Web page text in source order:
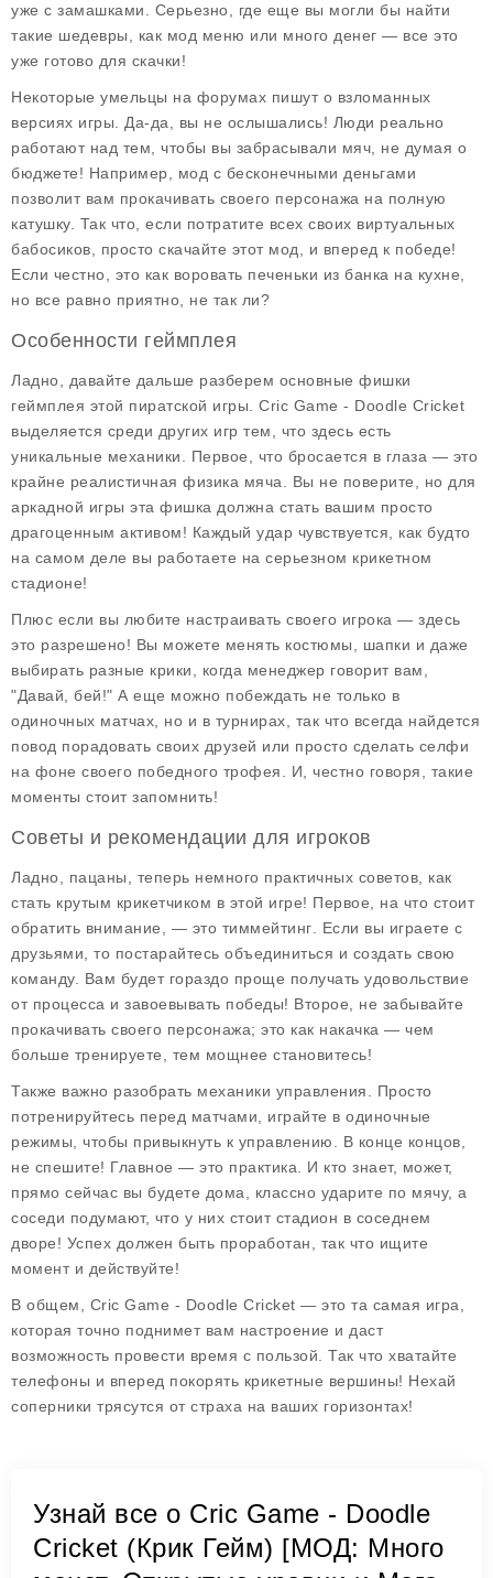
уже с замашками. Серьезно, где еще вы могли бы найти
такие шедевры, как мод меню или много денег — все это
уже готово для скачки!
Некоторые умельцы на форумах пишут о взломанных
версиях игры. Да-да, вы не ослышались! Люди реально
работают над тем, чтобы вы забрасывали мяч, не думая о
бюджете! Например, мод с бесконечными деньгами
позволит вам прокачивать своего персонажа на полную
катушку. Так что, если потратите всех своих виртуальных
бабосиков, просто скачайте этот мод, и вперед к победе!
Если честно, это как воровать печеньки из банка на кухне,
но все равно приятно, не так ли?
Особенности геймплея
Ладно, давайте дальше разберем основные фишки
геймплея этой пиратской игры. Cric Game - Doodle Cricket
выделяется среди других игр тем, что здесь есть
уникальные механики. Первое, что бросается в глаза — это
крайне реалистичная физика мяча. Вы не поверите, но для
аркадной игры эта фишка должна стать вашим просто
драгоценным активом! Каждый удар чувствуется, как будто
на самом деле вы работаете на серьезном крикетном
стадионе!
Плюс если вы любите настраивать своего игрока — здесь
это разрешено! Вы можете менять костюмы, шапки и даже
выбирать разные крики, когда менеджер говорит вам,
"Давай, бей!" А еще можно побеждать не только в
одиночных матчах, но и в турнирах, так что всегда найдется
повод порадовать своих друзей или просто сделать селфи
на фоне своего победного трофея. И, честно говоря, такие
моменты стоит запомнить!
Советы и рекомендации для игроков
Ладно, пацаны, теперь немного практичных советов, как
стать крутым крикетчиком в этой игре! Первое, на что стоит
обратить внимание, — это тиммейтинг . Если вы играете с
друзьями, то постарайтесь объединиться и создать свою
команду. Вам будет гораздо проще получать удовольствие
от процесса и завоевывать победы! Второе, не забывайте
прокачивать своего персонажа; это как накачка — чем
больше тренируете, тем мощнее становитесь!
Также важно разобрать механики управления. Просто
потренируйтесь перед матчами, играйте в одиночные
режимы, чтобы привыкнуть к управлению. В конце концов,
не спешите! Главное — это практика. И кто знает, может,
прямо сейчас вы будете дома, классно ударите по мячу, а
соседи подумают, что у них стоит стадион в соседнем
дворе! Успех должен быть проработан, так что ищите
момент и действуйте!
В общем, Cric Game - Doodle Cricket — это та самая игра,
которая точно поднимет вам настроение и даст
возможность провести время с пользой. Так что хватайте
телефоны и вперед покорять крикетные вершины! Нехай
соперники трясутся от страха на ваших горизонтах!
Узнай все о Cric Game - Doodle
Cricket (Крик Гейм) [МОД: Много